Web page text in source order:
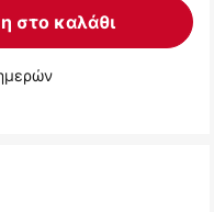
στο καλάθι